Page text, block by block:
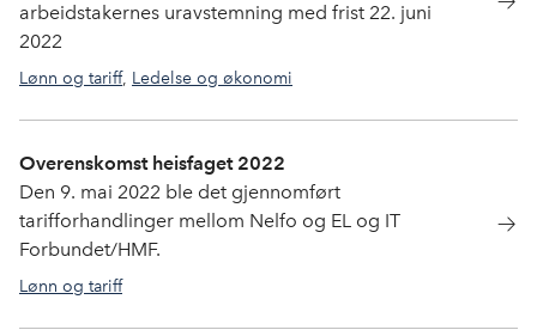
arbeidstakernes uravstemning med frist 22. juni
2022
Lønn og tariff, Ledelse og økonomi
Overenskomst heisfaget 2022
Den 9. mai 2022 ble det gjennomført
tarifforhandlinger mellom Nelfo og EL og IT
Forbundet/HMF.
Lønn og tariff